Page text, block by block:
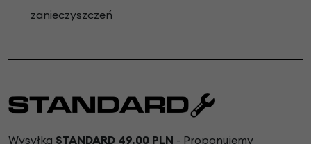
zanieczyszczeń
Wysyłka STANDARD 49.00 PLN - Proponujemy